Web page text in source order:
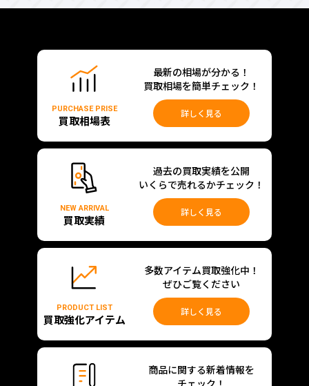
PURCHASE PRISE
買取相場表
最新の相場が分かる！
買取相場を簡単チェック！
詳しく見る
NEW ARRIVAL
買取実績
過去の買取実績を公開
いくらで売れるかチェック！
詳しく見る
PRODUCT LIST
買取強化アイテム
多数アイテム買取強化中！
ぜひご覧ください
詳しく見る
商品に関する新着情報を
チェック！